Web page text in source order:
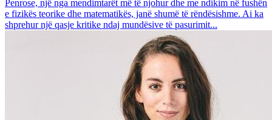
Penrose, një nga mendimtarët më të njohur dhe me ndikim në fushën
e fizikës teorike dhe matematikës, janë shumë të rëndësishme. Ai ka
shprehur një qasje kritike ndaj mundësive të pasurimit...